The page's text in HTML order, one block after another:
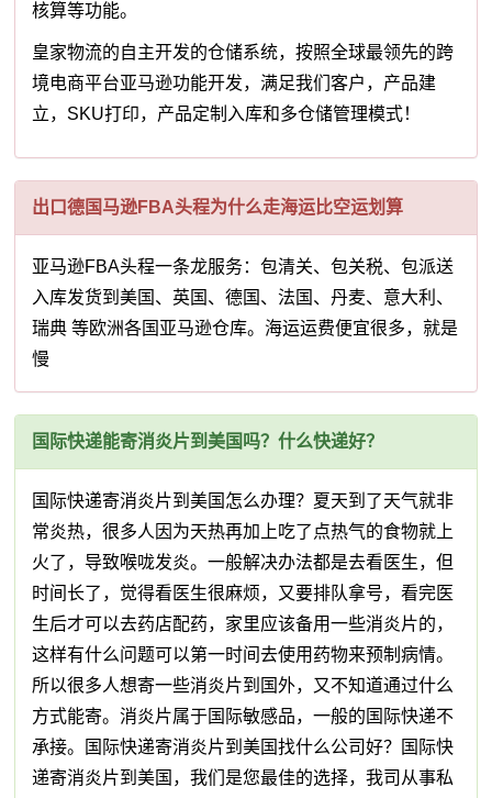
核算等功能。
皇家物流的自主开发的仓储系统，按照全球最领先的跨
境电商平台亚马逊功能开发，满足我们客户，产品建
立，SKU打印，产品定制入库和多仓储管理模式！
出口德国马逊FBA头程为什么走海运比空运划算
亚马逊FBA头程一条龙服务：包清关、包关税、包派送
入库发货到美国、英国、德国、法国、丹麦、意大利、
瑞典 等欧洲各国亚马逊仓库。海运运费便宜很多，就是
慢
国际快递能寄消炎片到美国吗？什么快递好？
国际快递寄消炎片到美国怎么办理？夏天到了天气就非
常炎热，很多人因为天热再加上吃了点热气的食物就上
火了，导致喉咙发炎。一般解决办法都是去看医生，但
时间长了，觉得看医生很麻烦，又要排队拿号，看完医
生后才可以去药店配药，家里应该备用一些消炎片的，
这样有什么问题可以第一时间去使用药物来预制病情。
所以很多人想寄一些消炎片到国外，又不知道通过什么
方式能寄。消炎片属于国际敏感品，一般的国际快递不
承接。国际快递寄消炎片到美国找什么公司好？国际快
递寄消炎片到美国，我们是您最佳的选择，我司从事私